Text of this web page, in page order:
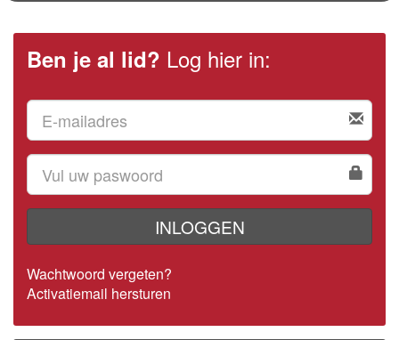
Ben je al lid? Log hier in:
INLOGGEN
Wachtwoord vergeten?
Activatiemail hersturen